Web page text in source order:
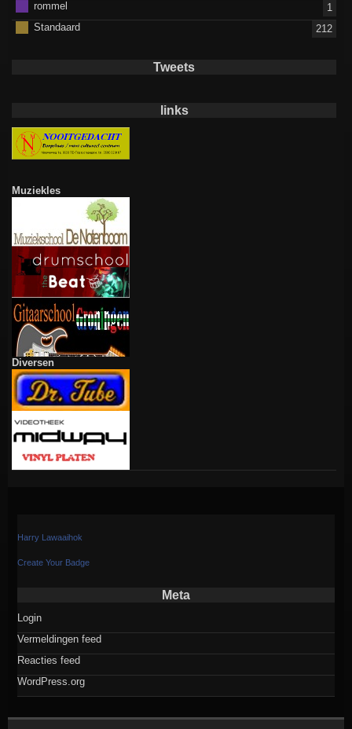
rommel
1
Standaard
212
Tweets
links
Muziekles
Diversen
Harry Lawaaihok
Create Your Badge
Meta
Login
Vermeldingen feed
Reacties feed
WordPress.org